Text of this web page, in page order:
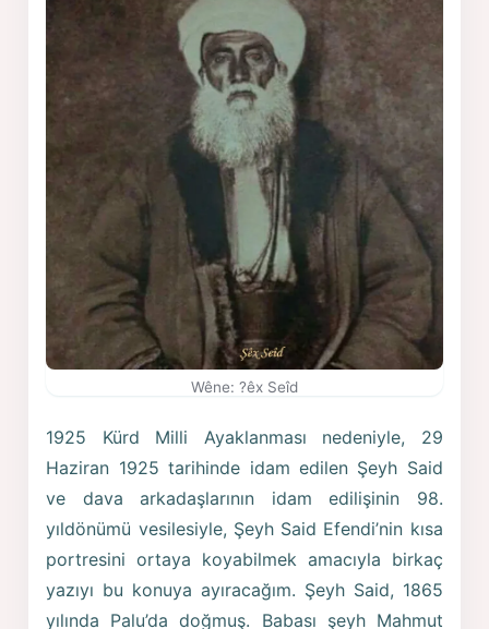
Wêne: ?êx Seîd
1925 Kürd Milli Ayaklanması nedeniyle, 29
Haziran 1925 tarihinde idam edilen Şeyh Said
ve dava arkadaşlarının idam edilişinin 98.
yıldönümü vesilesiyle, Şeyh Said Efendi’nin kısa
portresini ortaya koyabilmek amacıyla birkaç
yazıyı bu konuya ayıracağım. Şeyh Said, 1865
yılında Palu’da doğmuş. Babası şeyh Mahmut